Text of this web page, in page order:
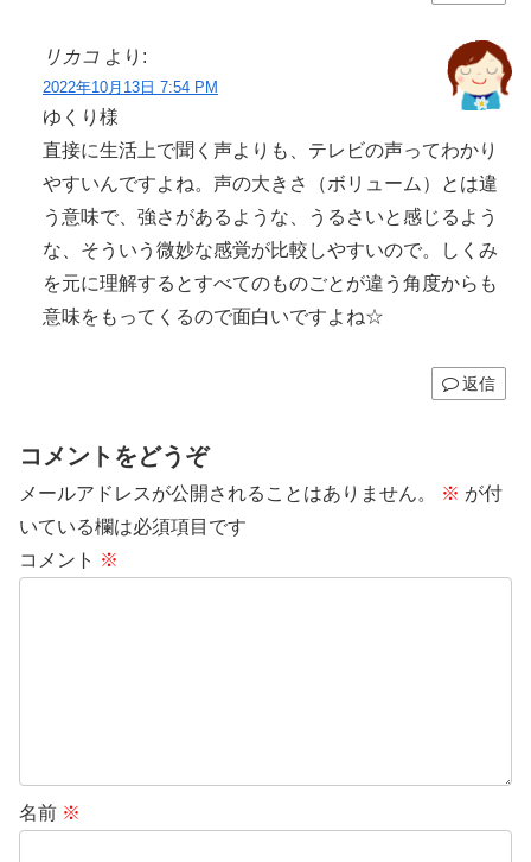
リカコ より:
2022年10月13日 7:54 PM
ゆくり様
直接に生活上で聞く声よりも、テレビの声ってわかり
やすいんですよね。声の大きさ（ボリューム）とは違
う意味で、強さがあるような、うるさいと感じるよう
な、そういう微妙な感覚が比較しやすいので。しくみ
を元に理解するとすべてのものごとが違う角度からも
意味をもってくるので面白いですよね☆
返信
コメントをどうぞ
メールアドレスが公開されることはありません。 ※ が付
いている欄は必須項目です
コメント ※
名前 ※